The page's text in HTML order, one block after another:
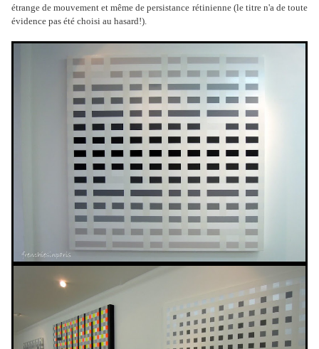
étrange de mouvement et même de persistance rétinienne (le titre n'a de toute
évidence pas été choisi au hasard!).